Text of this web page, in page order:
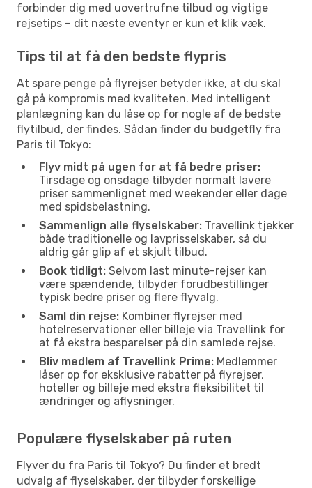
forbinder dig med uovertrufne tilbud og vigtige
rejsetips – dit næste eventyr er kun et klik væk.
Tips til at få den bedste flypris
At spare penge på flyrejser betyder ikke, at du skal
gå på kompromis med kvaliteten. Med intelligent
planlægning kan du låse op for nogle af de bedste
flytilbud, der findes. Sådan finder du budgetfly fra
Paris til Tokyo:
Flyv midt på ugen for at få bedre priser:
Tirsdage og onsdage tilbyder normalt lavere
priser sammenlignet med weekender eller dage
med spidsbelastning.
Sammenlign alle flyselskaber: Travellink tjekker
både traditionelle og lavprisselskaber, så du
aldrig går glip af et skjult tilbud.
Book tidligt: Selvom last minute-rejser kan
være spændende, tilbyder forudbestillinger
typisk bedre priser og flere flyvalg.
Saml din rejse: Kombiner flyrejser med
hotelreservationer eller billeje via Travellink for
at få ekstra besparelser på din samlede rejse.
Bliv medlem af Travellink Prime: Medlemmer
låser op for eksklusive rabatter på flyrejser,
hoteller og billeje med ekstra fleksibilitet til
ændringer og aflysninger.
Populære flyselskaber på ruten
Flyver du fra Paris til Tokyo? Du finder et bredt
udvalg af flyselskaber, der tilbyder forskellige